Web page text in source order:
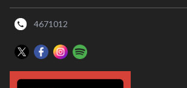
4671012